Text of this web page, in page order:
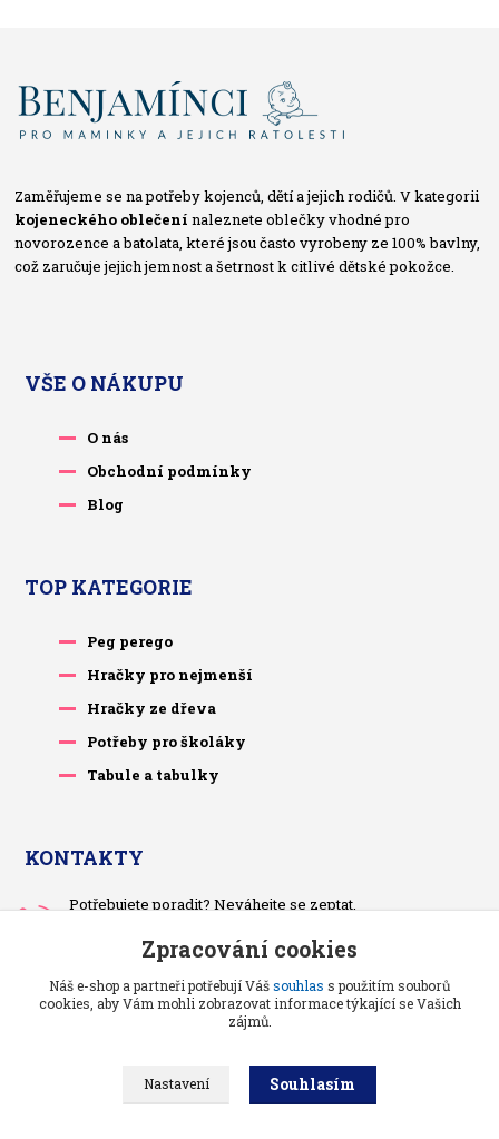
Zaměřujeme se na potřeby kojenců, dětí a jejich rodičů. V kategorii
kojeneckého oblečení naleznete oblečky vhodné pro
novorozence a batolata, které jsou často vyrobeny ze 100% bavlny,
což zaručuje jejich jemnost a šetrnost k citlivé dětské pokožce.
VŠE O NÁKUPU
O nás
Obchodní podmínky
Blog
TOP KATEGORIE
Peg perego
Hračky pro nejmenší
Hračky ze dřeva
Potřeby pro školáky
Tabule a tabulky
KONTAKTY
Potřebujete poradit? Neváhejte se zeptat.
Po-čt, po 13 hodině
pietrasova.p@seznam.cz
Zpracování cookies
Náš e-shop a partneři potřebují Vášsouhlas s použitím souborů
cookies, aby Vám mohli zobrazovat informace týkající se Vašich
zájmů.
Nastavení Souhlasím